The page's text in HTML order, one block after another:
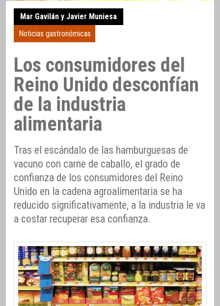
Mar Gavilán y Javier Muniesa
Noticias gastronómicas
Los consumidores del
Reino Unido desconfían
de la industria
alimentaria
Tras el escándalo de las hamburguesas de
vacuno con carne de caballo, el grado de
confianza de los consumidores del Reino
Unido en la cadena agroalimentaria se ha
reducido significativamente, a la industria le va
a costar recuperar esa confianza.